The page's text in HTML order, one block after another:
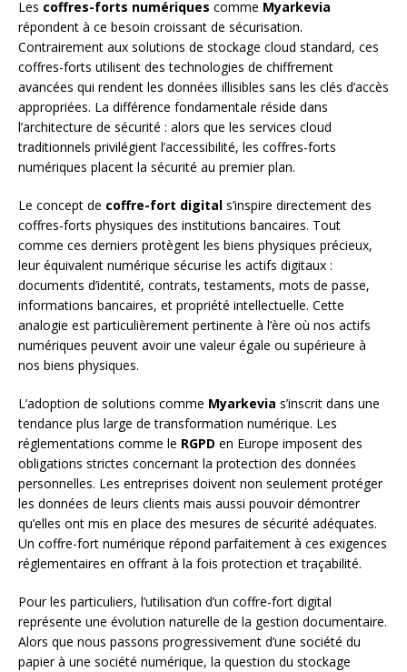
Les coffres-forts numériques comme Myarkevia
répondent à ce besoin croissant de sécurisation.
Contrairement aux solutions de stockage cloud standard, ces
coffres-forts utilisent des technologies de chiffrement
avancées qui rendent les données illisibles sans les clés d’accès
appropriées. La différence fondamentale réside dans
l’architecture de sécurité : alors que les services cloud
traditionnels privilégient l’accessibilité, les coffres-forts
numériques placent la sécurité au premier plan.
Le concept de coffre-fort digital s’inspire directement des
coffres-forts physiques des institutions bancaires. Tout
comme ces derniers protègent les biens physiques précieux,
leur équivalent numérique sécurise les actifs digitaux :
documents d’identité, contrats, testaments, mots de passe,
informations bancaires, et propriété intellectuelle. Cette
analogie est particulièrement pertinente à l’ère où nos actifs
numériques peuvent avoir une valeur égale ou supérieure à
nos biens physiques.
L’adoption de solutions comme Myarkevia s’inscrit dans une
tendance plus large de transformation numérique. Les
réglementations comme le RGPD en Europe imposent des
obligations strictes concernant la protection des données
personnelles. Les entreprises doivent non seulement protéger
les données de leurs clients mais aussi pouvoir démontrer
qu’elles ont mis en place des mesures de sécurité adéquates.
Un coffre-fort numérique répond parfaitement à ces exigences
réglementaires en offrant à la fois protection et traçabilité.
Pour les particuliers, l’utilisation d’un coffre-fort digital
représente une évolution naturelle de la gestion documentaire.
Alors que nous passons progressivement d’une société du
papier à une société numérique, la question du stockage